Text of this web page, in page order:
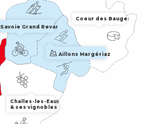
Coeur des Bauges
Challes-les-Eaux
& ses vignobles
Aillons Margériaz
Savoie Grand Revard